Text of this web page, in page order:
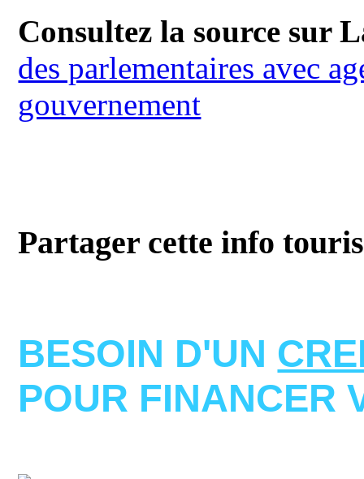
Consultez la source sur
des parlementaires avec
gouvernement
Partager cette info
BESOIN D'UN
POUR FINANCER